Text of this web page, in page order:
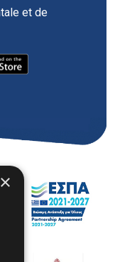
et de
×